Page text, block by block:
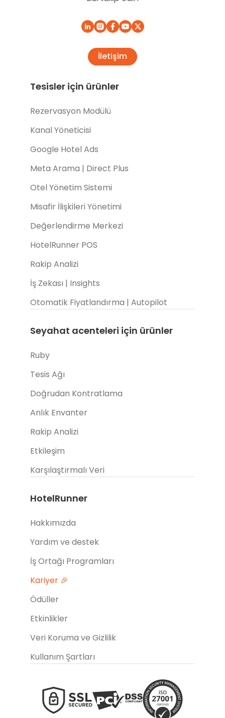
İletişim
Tesisler için ürünler
Rezervasyon Modülü
Kanal Yöneticisi
Google Hotel Ads
Meta Arama | Direct Plus
Otel Yönetim Sistemi
Misafir İlişkileri Yönetimi
Değerlendirme Merkezi
HotelRunner POS
Rakip Analizi
İş Zekası | Insights
Otomatik Fiyatlandırma | Autopilot
Seyahat acenteleri için ürünler
Ruby
Tesis Ağı
Doğrudan Kontratlama
Anlık Envanter
Rakip Analizi
Etkileşim
Karşılaştırmalı Veri
HotelRunner
Hakkımızda
Yardım ve destek
İş Ortağı Programları
Kariyer 🎉
Ödüller
Etkinlikler
Veri Koruma ve Gizlilik
Kullanım Şartları